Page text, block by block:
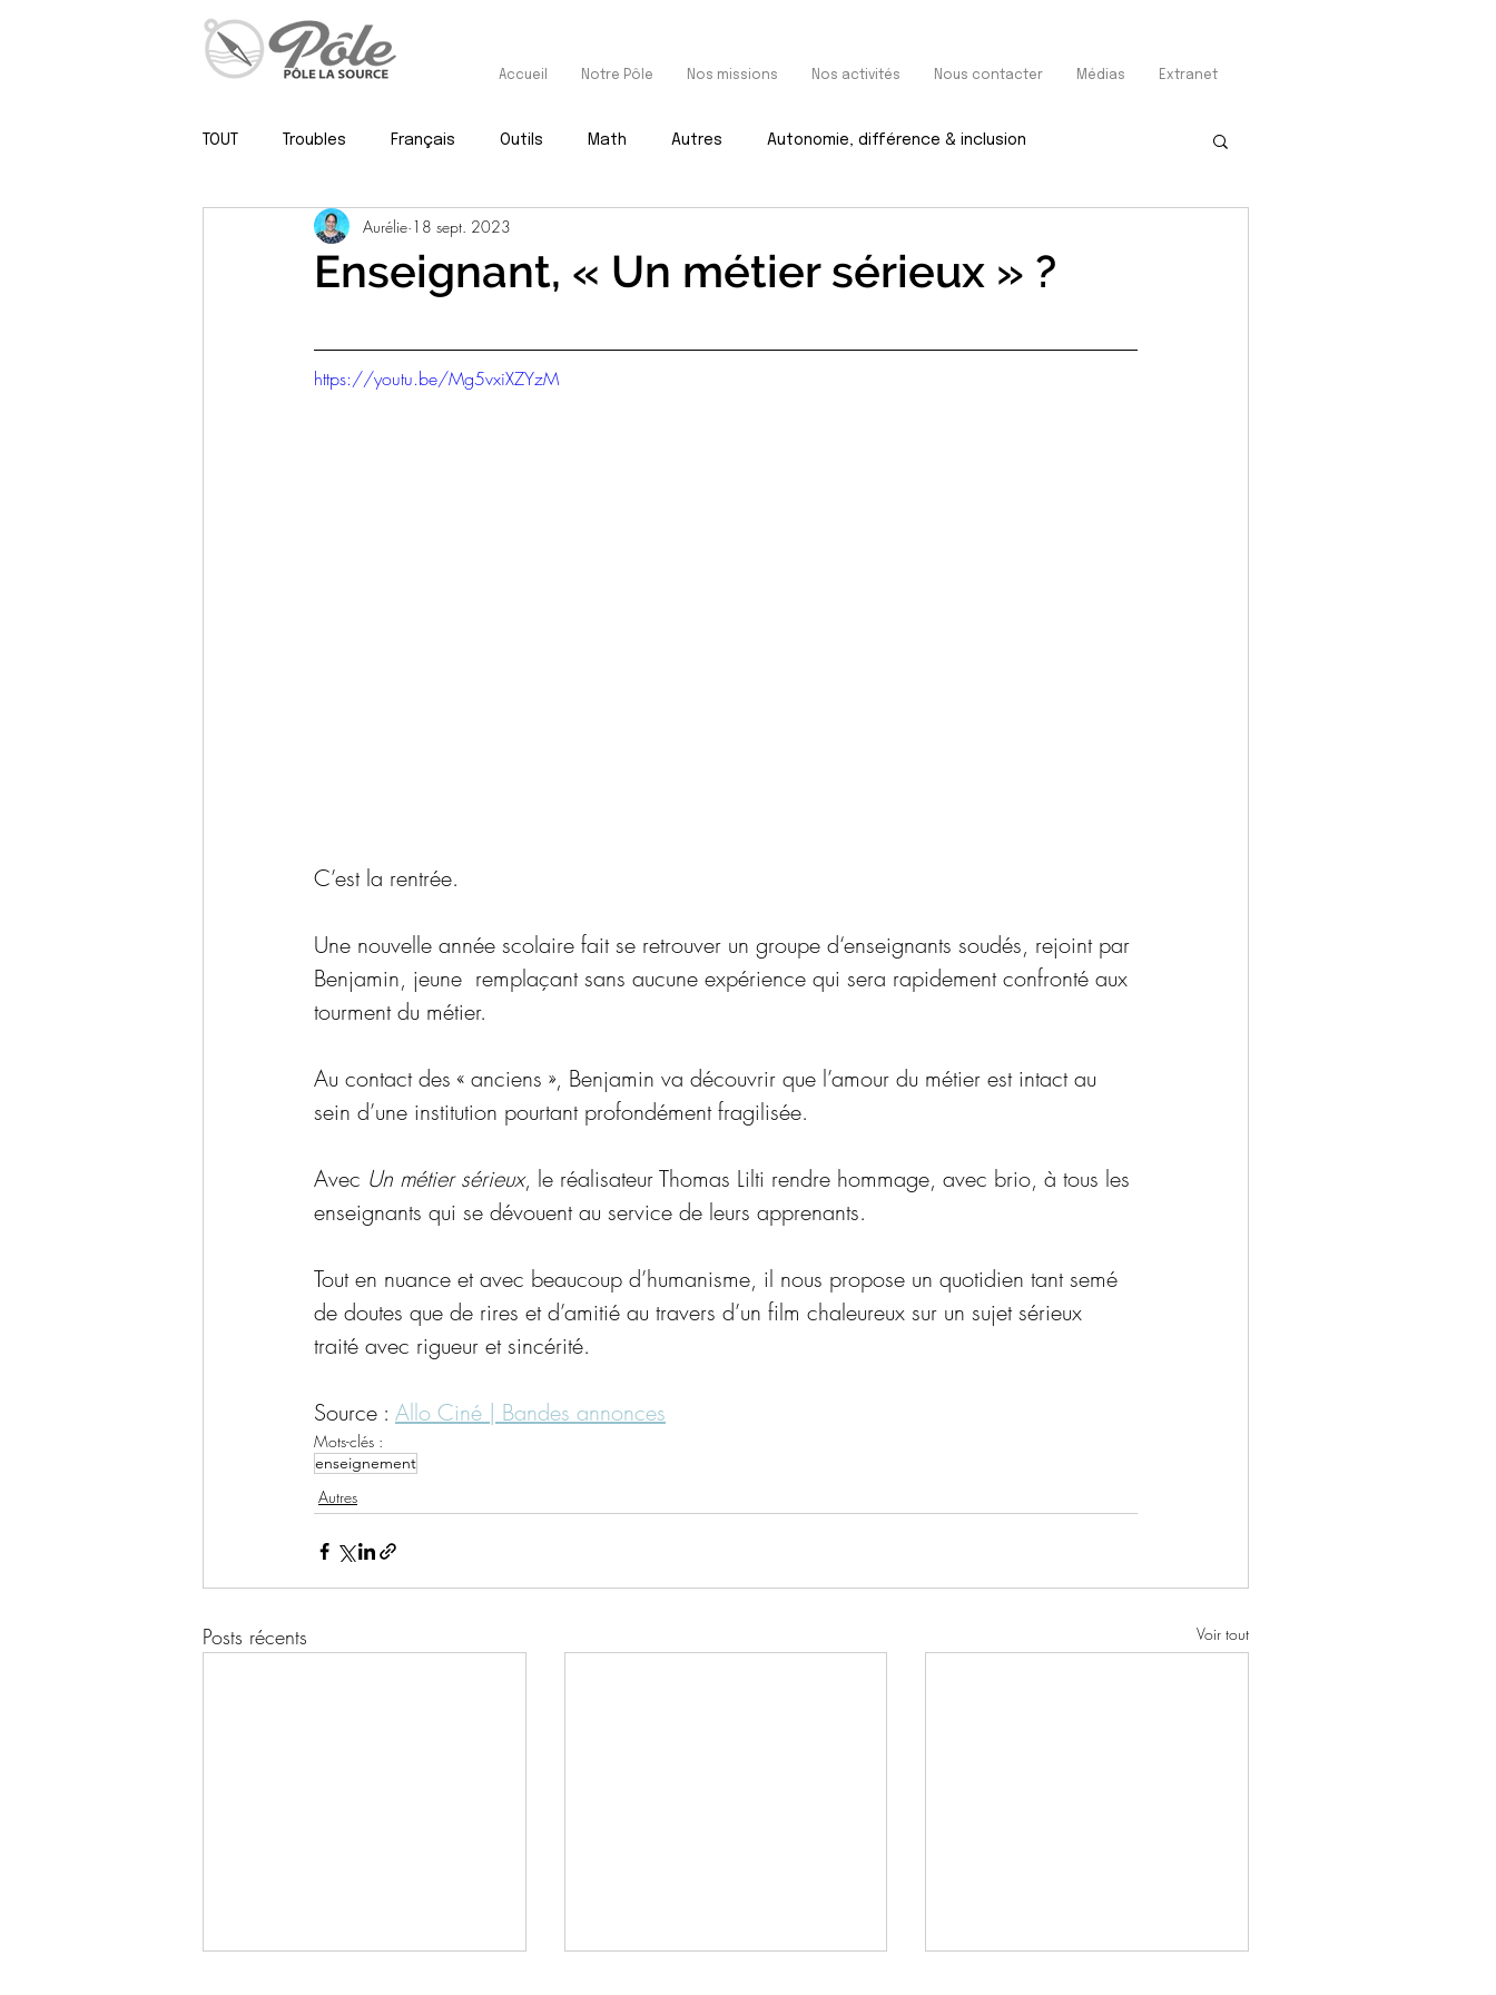
Accueil Notre Pôle Nos missions Nos activités Nous contacter Médias Extranet
TOUT Troubles Français Outils Math Autres Autonomie, différence & inclusion
Psy, neuropsy & méthodo
Enseignant, « Un métier sérieux » ?
Aurélie 18 sept. 2023
https://youtu.be/Mg5vxiXZYzM
C’est la rentrée.
Une nouvelle année scolaire fait se retrouver un groupe d‘enseignants soudés, rejoint par
Benjamin, jeune  remplaçant sans aucune expérience qui sera rapidement confronté aux
tourment du métier.
Au contact des « anciens », Benjamin va découvrir que l’amour du métier est intact au
sein d’une institution pourtant profondément fragilisée.
Avec Un métier sérieux, le réalisateur Thomas Lilti rendre hommage, avec brio, à tous les
enseignants qui se dévouent au service de leurs apprenants.
Tout en nuance et avec beaucoup d’humanisme, il nous propose un quotidien tant semé
de doutes que de rires et d’amitié au travers d’un film chaleureux sur un sujet sérieux
traité avec rigueur et sincérité.
Source : Allo Ciné | Bandes annonces
Mots-clés :
enseignement
Autres
Posts récents Voir tout